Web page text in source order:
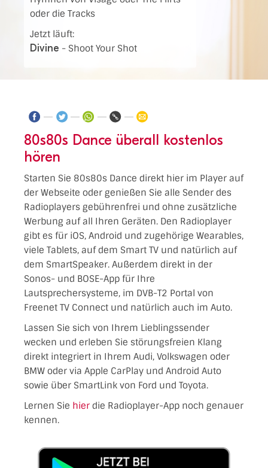
oder die Tracks
Jetzt läuft:
Divine - Shoot Your Shot
80s80s Dance überall kostenlos
hören
Starten Sie 80s80s Dance direkt hier im Player auf
der Webseite oder genießen Sie alle Sender des
Radioplayers gebührenfrei und ohne zusätzliche
Werbung auf all Ihren Geräten. Den Radioplayer
gibt es für iOS, Android und zugehörige Wearables,
viele Tablets, auf dem Smart TV und natürlich auf
dem SmartSpeaker. Außerdem direkt in der
Sonos- und BOSE-App für Ihre
Lautsprechersysteme, im DVB-T2 Portal von
Freenet TV Connect und natürlich auch im Auto.
Lassen Sie sich von Ihrem Lieblingssender
wecken und erleben Sie störungsfreien Klang
direkt integriert in Ihrem Audi, Volkswagen oder
BMW oder via Apple CarPlay und Android Auto
sowie über SmartLink von Ford und Toyota.
Lernen Sie hier die Radioplayer-App noch genauer
kennen.